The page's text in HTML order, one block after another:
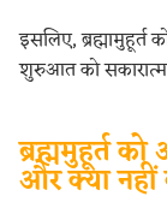
इसलिए,
शुरुआत को
ब्रह्ममुहूर्त
और क्या नहीं